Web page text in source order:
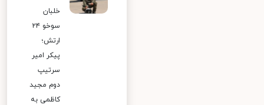
خلبان
سوخو ۲۴
ارتش؛
پیکر امیر
سرتیپ
دوم مجید
کاظمی به